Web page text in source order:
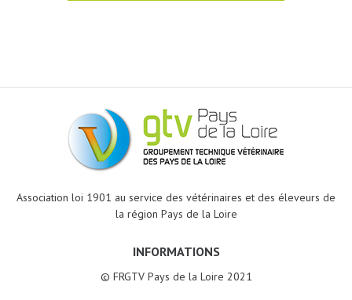
Association loi 1901 au service des vétérinaires et des éleveurs de
la région Pays de la Loire
INFORMATIONS
© FRGTV Pays de la Loire 2021